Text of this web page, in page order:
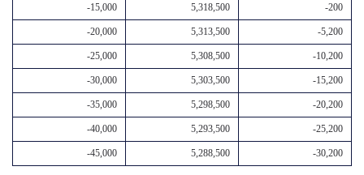
-15,000 5,318,500 -200
-20,000 5,313,500 -5,200
-25,000 5,308,500 -10,200
-30,000 5,303,500 -15,200
-35,000 5,298,500 -20,200
-40,000 5,293,500 -25,200
-45,000 5,288,500 -30,200